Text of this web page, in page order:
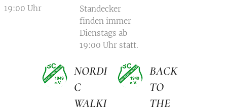
19:00 Uhr
Standecker
finden immer
Dienstags ab
19:00 Uhr statt.
NORDI
C
WALKI
BACK
TO
THE